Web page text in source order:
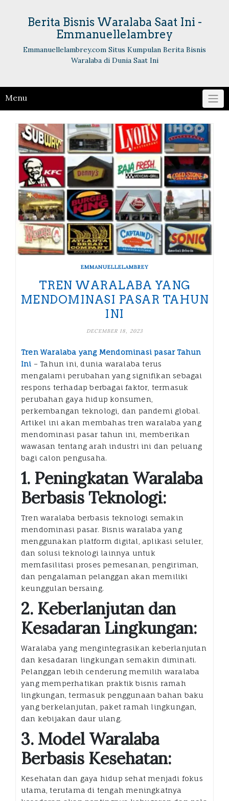
Berita Bisnis Waralaba Saat Ini -
Emmanuellelambrey
Emmanuellelambrey.com Situs Kumpulan Berita Bisnis
Waralaba di Dunia Saat Ini
Menu
EMMANUELLELAMBREY
TREN WARALABA YANG
MENDOMINASI PASAR TAHUN
INI
DECEMBER 18, 2023
Tren Waralaba yang Mendominasi pasar Tahun
Ini – Tahun ini, dunia waralaba terus
mengalami perubahan yang signifikan sebagai
respons terhadap berbagai faktor, termasuk
perubahan gaya hidup konsumen,
perkembangan teknologi, dan pandemi global.
Artikel ini akan membahas tren waralaba yang
mendominasi pasar tahun ini, memberikan
wawasan tentang arah industri ini dan peluang
bagi calon pengusaha.
1. Peningkatan Waralaba
Berbasis Teknologi:
Tren waralaba berbasis teknologi semakin
mendominasi pasar. Bisnis waralaba yang
menggunakan platform digital, aplikasi seluler,
dan solusi teknologi lainnya untuk
memfasilitasi proses pemesanan, pengiriman,
dan pengalaman pelanggan akan memiliki
keunggulan bersaing.
2. Keberlanjutan dan
Kesadaran Lingkungan:
Waralaba yang mengintegrasikan keberlanjutan
dan kesadaran lingkungan semakin diminati.
Pelanggan lebih cenderung memilih waralaba
yang memperhatikan praktik bisnis ramah
lingkungan, termasuk penggunaan bahan baku
yang berkelanjutan, paket ramah lingkungan,
dan kebijakan daur ulang.
3. Model Waralaba
Berbasis Kesehatan:
Kesehatan dan gaya hidup sehat menjadi fokus
utama, terutama di tengah meningkatnya